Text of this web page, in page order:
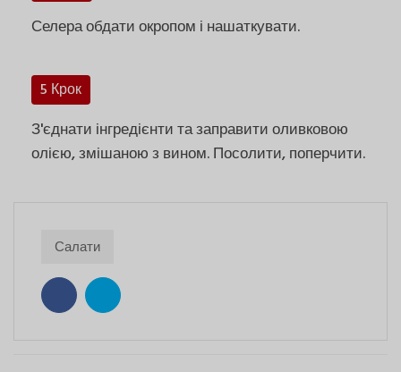
Селера обдати окропом і нашаткувати.
5 Крок
З'єднати інгредієнти та заправити оливковою
олією, змішаною з вином. Посолити, поперчити.
Салати